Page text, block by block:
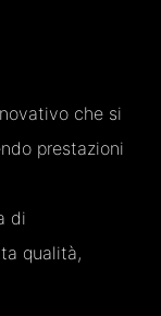
che si
prestazioni
di
qualità,